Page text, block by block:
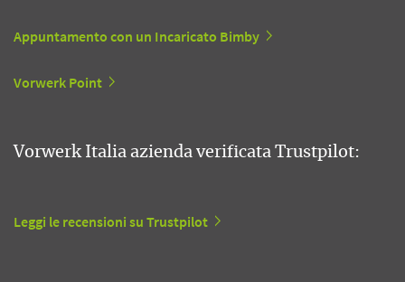
Appuntamento con un Incaricato Bimby
Vorwerk Point
Vorwerk Italia azienda verificata Trustpilot:
Leggi le recensioni su Trustpilot